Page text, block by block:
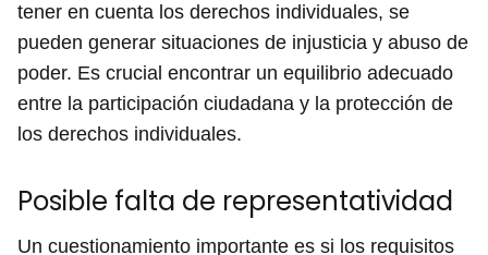
tener en cuenta los derechos individuales, se
pueden generar situaciones de injusticia y abuso de
poder. Es crucial encontrar un equilibrio adecuado
entre la participación ciudadana y la protección de
los derechos individuales.
Posible falta de representatividad
Un cuestionamiento importante es si los requisitos